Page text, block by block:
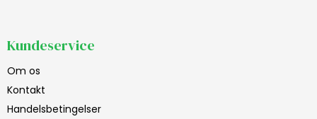
Kundeservice
Om os
Kontakt
Handelsbetingelser